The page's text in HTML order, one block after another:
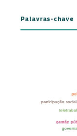
Palavras-chave